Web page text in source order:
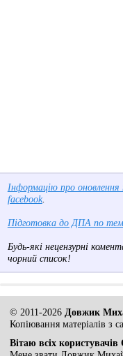
Інформацію про
facebook.
Підготовка до ДПА по
Будь-які нецензурні
чорний список!
© 2011-2026 Довжик
Копіювання матеріалів з
Вітаю всіх